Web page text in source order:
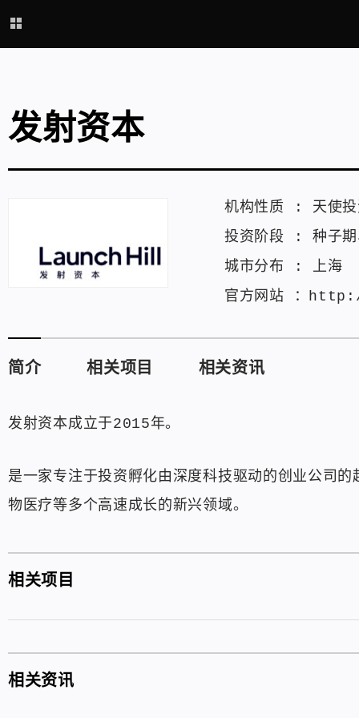
发射资本
机构性质 : 天使
投资阶段 : 种子期
城市分布 : 上海
官方网站 ：
简介 相关项目 相关资讯
发射资本成立于2015年。
是一家专注于投资孵化由深度科技驱动的创业公司
物医疗等多个高速成长的新兴领域。
相关项目
相关资讯